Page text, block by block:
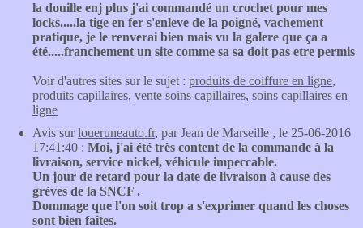
la douille enj plus j'ai commandé un crochet pour mes
locks.....la tige en fer s'enleve de la poigné, vachement
pratique, je le renverai bien mais vu la galere que ça a
été.....franchement un site comme sa sa doit pas etre permis
Voir d'autres sites sur le sujet : produits de coiffure en ligne,
produits capillaires, vente soins capillaires, soins capillaires en
ligne
Avis surloueruneauto.fr, par Jean de Marseille , le 25-06-2016
17:41:40 : Moi, j'ai été très content de la commande à la
livraison, service nickel, véhicule impeccable.
Un jour de retard pour la date de livraison à cause des
grèves de la SNCF .
Dommage que l'on soit trop a s'exprimer quand les choses
sont bien faites.